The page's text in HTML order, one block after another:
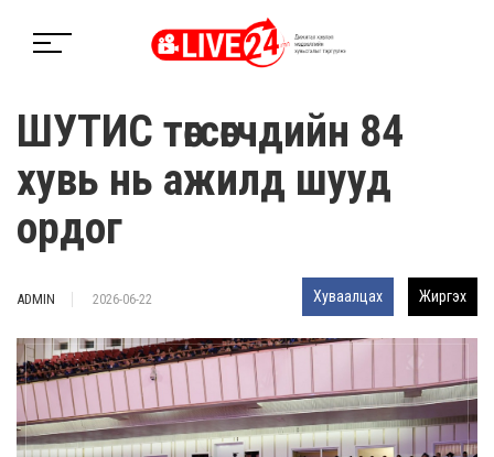
ШУТИС төгсөгчдийн 84
хувь нь ажилд шууд
ордог
ADMIN 2026-06-22 Хуваалцах Жиргэх